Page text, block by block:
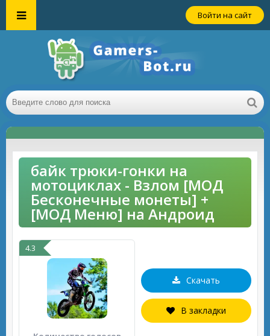
Войти на сайт
байк трюки-гонки на
мотоциклах - Взлом [МОД
Бесконечные монеты] +
[МОД Меню] на Андроид
4.3
Скачать
В закладки